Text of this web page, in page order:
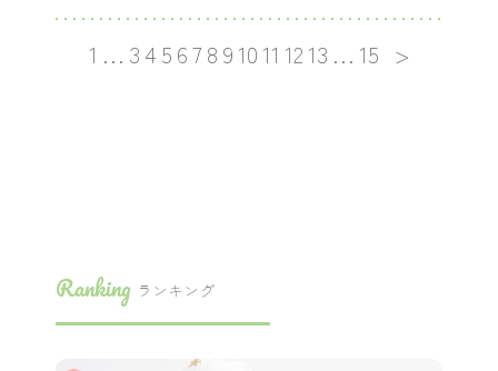
1 … 3 4 5 67 8 91011 1213 … 15
Ranking ランキング